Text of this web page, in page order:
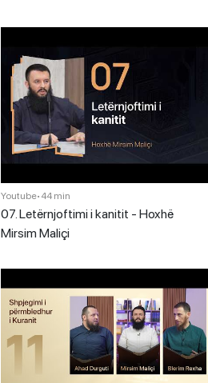
Youtube• 44 min
07. Letërnjoftimi i kanitit - Hoxhë
Mirsim Maliçi